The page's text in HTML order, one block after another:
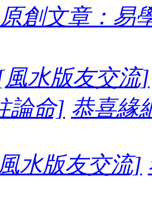
創文章：易
水版友交流]
論命] 恭喜緣
水版友交流]